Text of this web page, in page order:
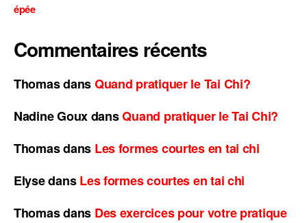
épée
Commentaires récents
ThomasdansQuand pratiquer le Tai Chi?
Nadine GouxdansQuand pratiquer le Tai Chi?
Thomasdans Les formes courtes en tai chi
ElysedansLes formes courtes en tai chi
Thomasdans Des exercices pour votre pratique